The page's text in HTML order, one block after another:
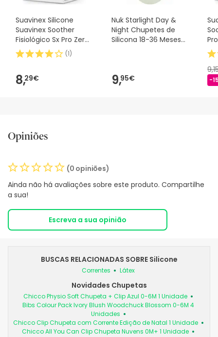
Suavinex Silicone
Suavinex Soother
Fisiológico Sx Pro Zero
2m 1 peça
(1)
8,29€
Nuk Starlight Day &
Night Chupetes de
Silicona 18-36 Meses
9,95€ -
Opiniões
(0 opiniões)
Ainda não há avaliações sobre este produto. Compartilhe
a sua!
Escreva a sua opinião
BUSCAS RELACIONADAS SOBRE Silicone
Correntes Látex
Novidades Chupetas
Chicco Physio Soft Chupeta + Clip Azul 0-6M 1 Unidade
Bibs Colour Pack Ivory Blush Woodchuck Blossom 0-6M 4
Unidades
Chicco Clip Chupeta com Corrente Edição de Natal 1 Unidade
Chicco All You Can Clip Chupeta Nuvens 0M+ 1 Unidade